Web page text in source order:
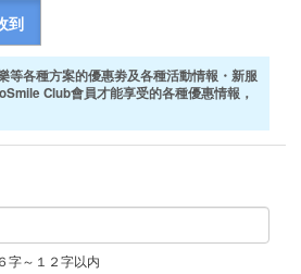
到
等各種方案的優惠劵及各種活動情報・新服
Club會員才能享受的各種優惠情報，
字～１２字以内